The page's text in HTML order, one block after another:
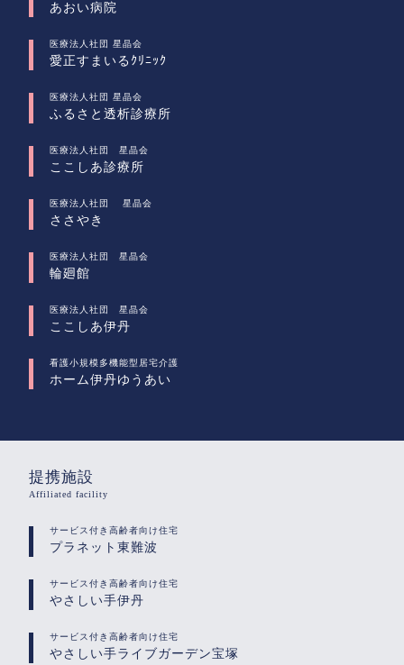
あおい病院
医療法人社団 星晶会
愛正すまいるｸﾘﾆｯｸ
医療法人社団 星晶会
ふるさと透析診療所
医療法人社団 星晶会
ここしあ診療所
医療法人社団 星晶会
ささやき
医療法人社団 星晶会
輪廻館
医療法人社団 星晶会
ここしあ伊丹
看護小規模多機能型居宅介護
ホーム伊丹ゆうあい
提携施設
Affiliated facility
サービス付き高齢者向け住宅
プラネット東難波
サービス付き高齢者向け住宅
やさしい手伊丹
サービス付き高齢者向け住宅
やさしい手ライブガーデン宝塚